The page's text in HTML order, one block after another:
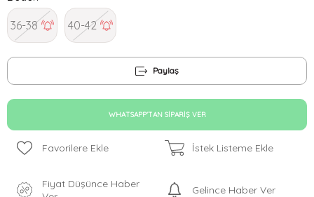
36-38 40-42
Paylaş
WHATSAPP'TAN SIPARIŞ VER
Favorilere Ekle İstek Listeme Ekle
Fiyat Düşünce Haber
Gelince Haber Ver